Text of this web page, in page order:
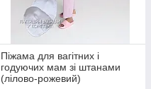
Піжама для вагітних і
годуючих мам зі штанами
(лілово-рожевий)